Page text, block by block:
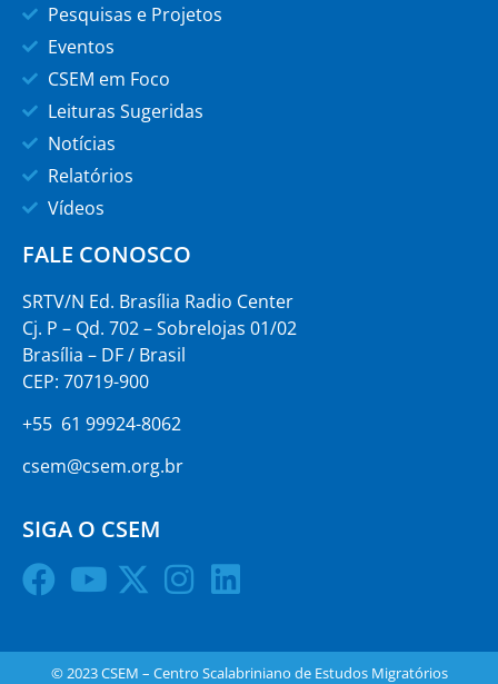
Pesquisas e Projetos
Eventos
CSEM em Foco
Leituras Sugeridas
Notícias
Relatórios
Vídeos
FALE CONOSCO
SRTV/N Ed. Brasília Radio Center
Cj. P – Qd. 702 – Sobrelojas 01/02
Brasília – DF / Brasil
CEP: 70719-900
+55 61 99924-8062
csem@csem.org.br
SIGA O CSEM
© 2023 CSEM – Centro Scalabriniano de Estudos Migratórios